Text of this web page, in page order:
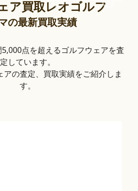
ア買取レオゴルフ
の最新買取実績
点を超えるゴルフウェアを査
定しています。
の査定、買取実績をご紹介しま
す。